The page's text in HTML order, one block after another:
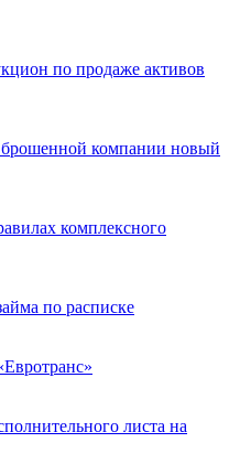
по продаже активов
компании новый
комплексного
по расписке
листа на